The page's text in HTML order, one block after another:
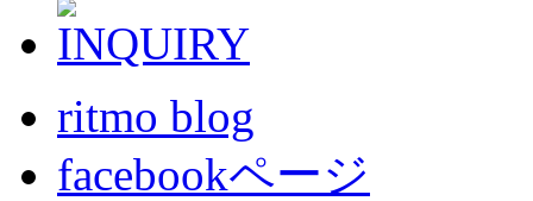
ritmo blog
facebookページ